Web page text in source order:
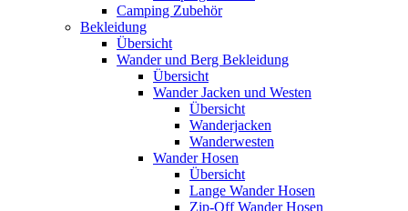
Camping Zubehör
Bekleidung
Übersicht
Wander und Berg Bekleidung
Übersicht
Wander Jacken und Westen
Übersicht
Wanderjacken
Wanderwesten
Wander Hosen
Übersicht
Lange Wander Hosen
Zip-Off Wander Hosen